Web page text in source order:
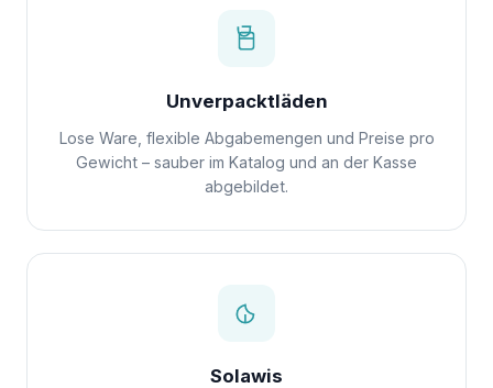
Unverpacktläden
Lose Ware, flexible Abgabemengen und Preise pro
Gewicht – sauber im Katalog und an der Kasse
abgebildet.
Solawis